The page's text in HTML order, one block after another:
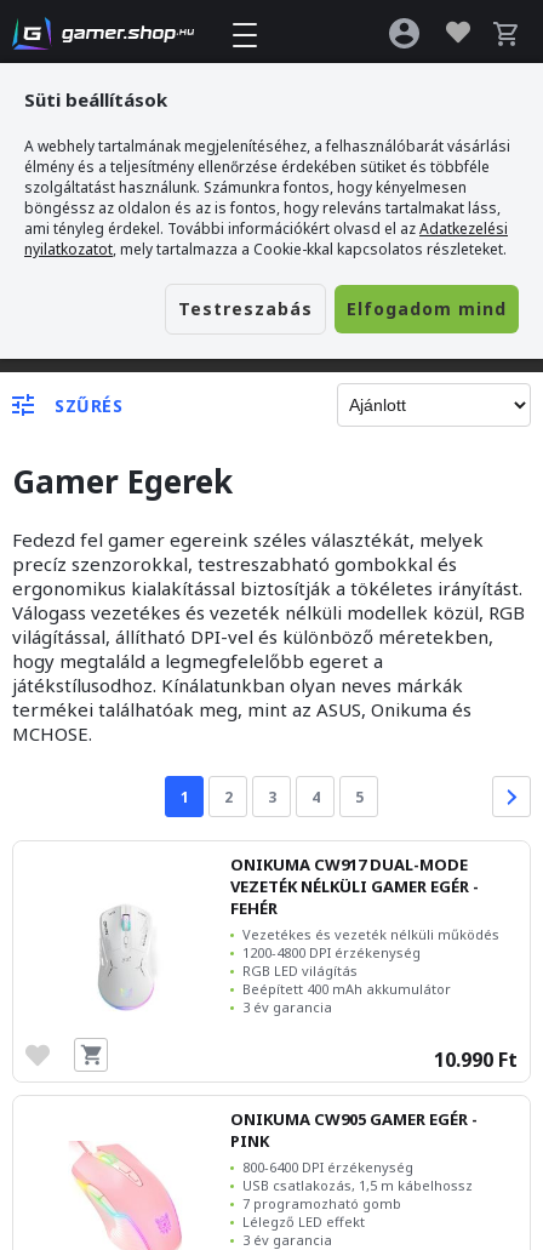
SZŰRÉS
Gamer Egerek
Fedezd fel gamer egereink széles választékát, melyek
precíz szenzorokkal, testreszabható gombokkal és
ergonomikus kialakítással biztosítják a tökéletes irányítást.
Válogass vezetékes és vezeték nélküli modellek közül, RGB
világítással, állítható DPI-vel és különböző méretekben,
hogy megtaláld a legmegfelelőbb egeret a
játékstílusodhoz. Kínálatunkban olyan neves márkák
termékei találhatóak meg, mint az ASUS, Onikuma és
MCHOSE.
1 2 3 4 5
ONIKUMA CW917 DUAL-MODE
VEZETÉK NÉLKÜLI GAMER EGÉR -
FEHÉR
Vezetékes és vezeték nélküli működés
1200-4800 DPI érzékenység
RGB LED világítás
Beépített 400 mAh akkumulátor
3 év garancia
10.990 Ft
ONIKUMA CW905 GAMER EGÉR -
PINK
800-6400 DPI érzékenység
USB csatlakozás, 1,5 m kábelhossz
7 programozható gomb
Lélegző LED effekt
3 év garancia
Süti beállítások
A webhely tartalmának megjelenítéséhez, a felhasználóbarát vásárlási
élmény és a teljesítmény ellenőrzése érdekében sütiket és többféle
szolgáltatást használunk. Számunkra fontos, hogy kényelmesen
böngéssz az oldalon és az is fontos, hogy releváns tartalmakat láss,
ami tényleg érdekel. További információkért olvasd el azAdatkezelési
nyilatkozatot, mely tartalmazza a Cookie-kkal kapcsolatos részleteket.
Testreszabás Elfogadom mind